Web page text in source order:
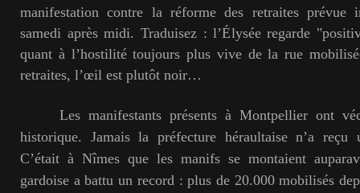
manifestation contre la réforme des retraites prévue
samedi après midi. Traduisez : l’Élysée regarde
quant à l’hostilité toujours plus vive de la rue
retraites, l’œil est plutôt noir…
Les manifestants présents à Montpellier ont
historique. Jamais la préfecture héraultaise n’a reçu
C’était à Nîmes que les manifs se montaient
gardoise a battu un record : plus de 20.000 mobilisés